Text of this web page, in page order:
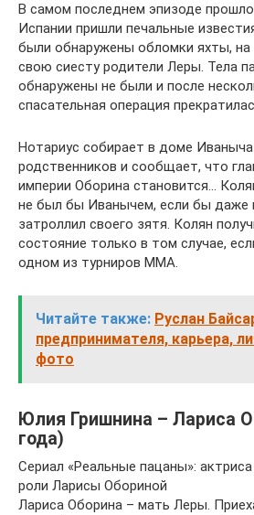
В самом последнем эпизоде
Испании пришли печальные
были обнаружены обломки яхты, на
свою сиесту родители Леры. Тела
обнаружены не были и после
спасательная операция
Нотариус собирает в доме Иваныча
родственников и сообщает, что
империи Оборина становится…
не был бы Иванычем, если бы даже
затроллил своего зятя. Колян
состояние только в том случае,
одном из турниров ММА.
Читайте также: Руслан
предпринимателя, карьера,
фото
Юлия Гришнина – Лариса
года)
Сериал «Реальные пацаны»:
роли Ларисы Обориной
Лариса Оборина – мать Леры.